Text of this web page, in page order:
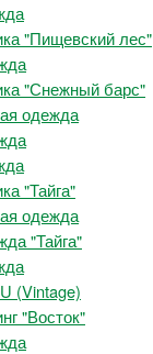
"Пищевский лес"
"Снежный барс"
одежда
"Тайга"
одежда
"Тайга"
(Vintage)
"Восток"